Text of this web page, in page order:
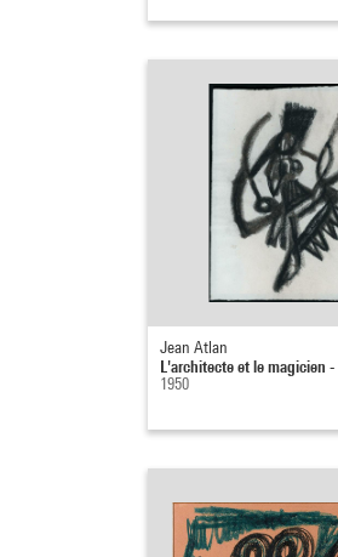
Jean Atlan
L'architecte et le magicien -
1950